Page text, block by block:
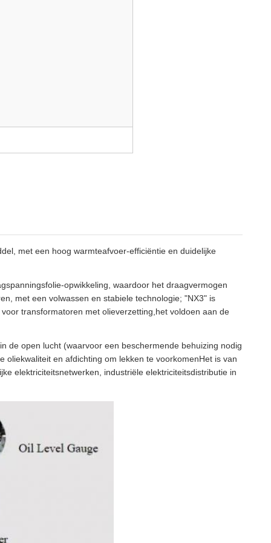
met een hoog warmteafvoer-efficiëntie en duidelijke
opwikkeling, waardoor het draagvermogen
met een volwassen en stabiele technologie; "NX3" is
transformatoren met olieverzetting,het voldoen aan de
de open lucht (waarvoor een beschermende behuizing nodig
en afdichting om lekken te voorkomenHet is van
elektriciteitsnetwerken, industriële elektriciteitsdistributie in